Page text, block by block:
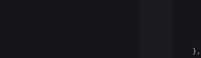
  },